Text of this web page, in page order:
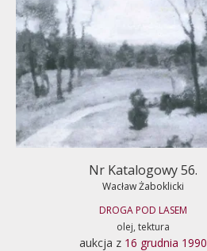
Nr Katalogowy 56.
Wacław Żaboklicki
DROGA POD LASEM
olej, tektura
aukcja z 16 grudnia 1990